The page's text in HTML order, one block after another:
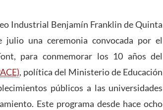
Industrial Benjamín Franklin de Quinta
una ceremonia convocada por el
para conmemorar los 10 años del
, política del Ministerio de Educación
públicos a las universidades
Este programa desde hace ocho